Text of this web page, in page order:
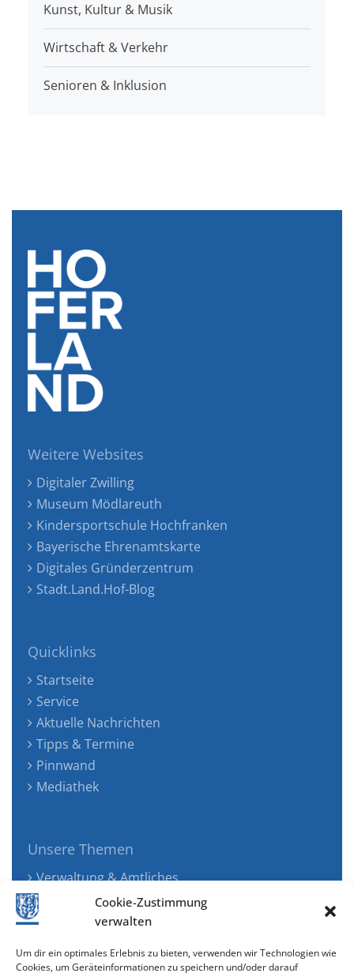
Cookie-Zustimmung
verwalten
Um dir ein optimales Erlebnis zu bieten, verwenden wir Technologien wie
Cookies, um Geräteinformationen zu speichern und/oder darauf
Kunst, Kultur & Musik
Wirtschaft & Verkehr
Senioren & Inklusion
Weitere Websites
Digitaler Zwilling
Museum Mödlareuth
Kindersportschule Hochfranken
Bayerische Ehrenamtskarte
Digitales Gründerzentrum
Stadt.Land.Hof-Blog
Quicklinks
Startseite
Service
Aktuelle Nachrichten
Tipps & Termine
Pinnwand
Mediathek
Unsere Themen
Verwaltung & Amtliches
Jugend, Familie & Gesundheit
Tourismus, Freizeit & Ökologie
Wirtschaft & Verkehr